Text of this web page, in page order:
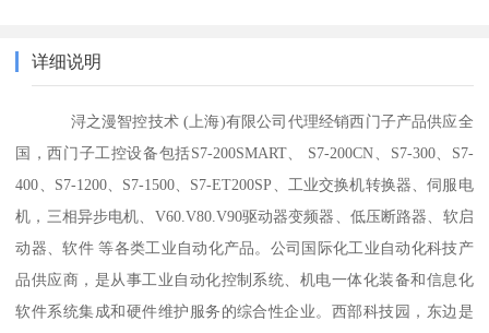
详细说明
浔之漫智控技术 (上海)有限公司代理经销西门子产品供应全
国，西门子工控设备包括S7-200SMART、 S7-200CN、S7-300、S7-
400、S7-1200、S7-1500、S7-ET200SP、工业交换机转换器、伺服电
机，三相异步电机、V60.V80.V90驱动器变频器、低压断路器、软启
动器、软件 等各类工业自动化产品。公司国际化工业自动化科技产
品供应商，是从事工业自动化控制系统、机电一体化装备和信息化
软件系统集成和硬件维护服务的综合性企业。西部科技园，东边是